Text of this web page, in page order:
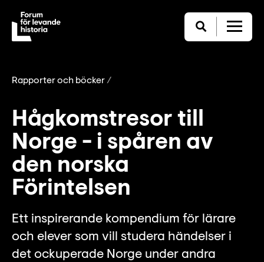
Rapporter och böcker
Hågkomstresor till
Norge - i spåren av
den norska
Förintelsen
Ett inspirerande kompendium för lärare
och elever som vill studera händelser i
det ockuperade Norge under andra